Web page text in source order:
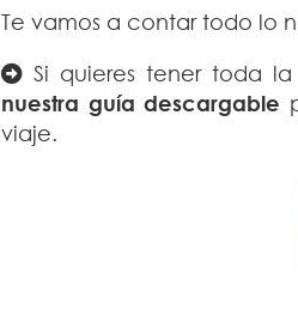
Te vamos a contar todo lo
Si quieres tener toda
nuestra guía descargable
viaje.